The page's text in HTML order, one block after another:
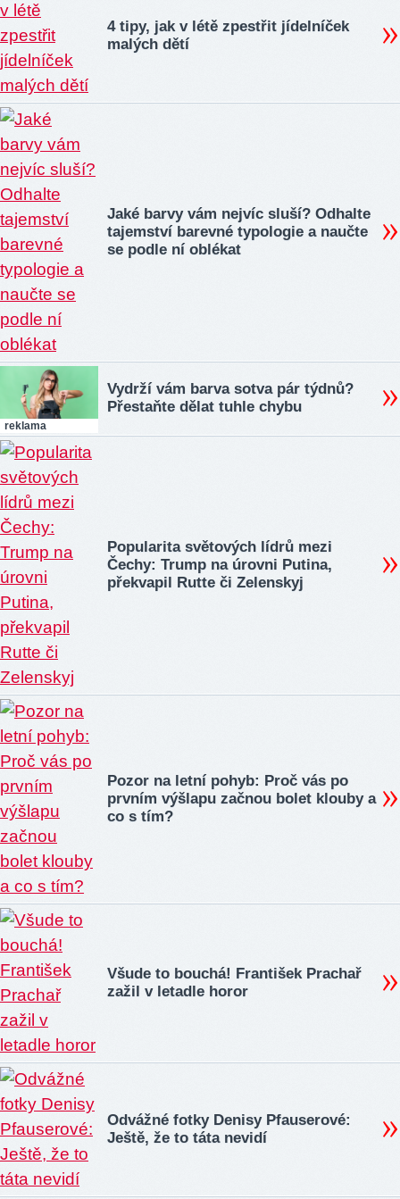
4 tipy, jak v létě zpestřit jídelníček
malých dětí
Jaké barvy vám nejvíc sluší? Odhalte
tajemství barevné typologie a naučte
se podle ní oblékat
reklama
Vydrží vám barva sotva pár týdnů?
Přestaňte dělat tuhle chybu
Popularita světových lídrů mezi
Čechy: Trump na úrovni Putina,
překvapil Rutte či Zelenskyj
Pozor na letní pohyb: Proč vás po
prvním výšlapu začnou bolet klouby a
co s tím?
Všude to bouchá! František Prachař
zažil v letadle horor
Odvážné fotky Denisy Pfauserové:
Ještě, že to táta nevidí